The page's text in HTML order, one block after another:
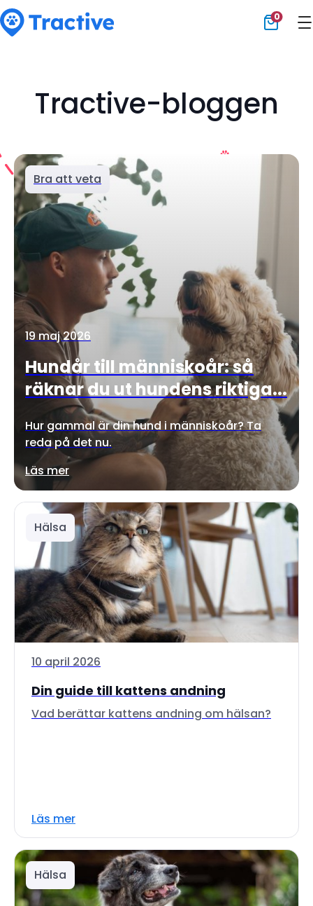
0
Tractive-bloggen
Bra att veta
19 maj 2026
Hundår till människoår: så
räknar du ut hundens riktiga...
Hur gammal är din hund i människoår? Ta
reda på det nu.
Läs mer
Hälsa
10 april 2026
Din guide till kattens andning
Vad berättar kattens andning om hälsan?
Läs mer
Hälsa